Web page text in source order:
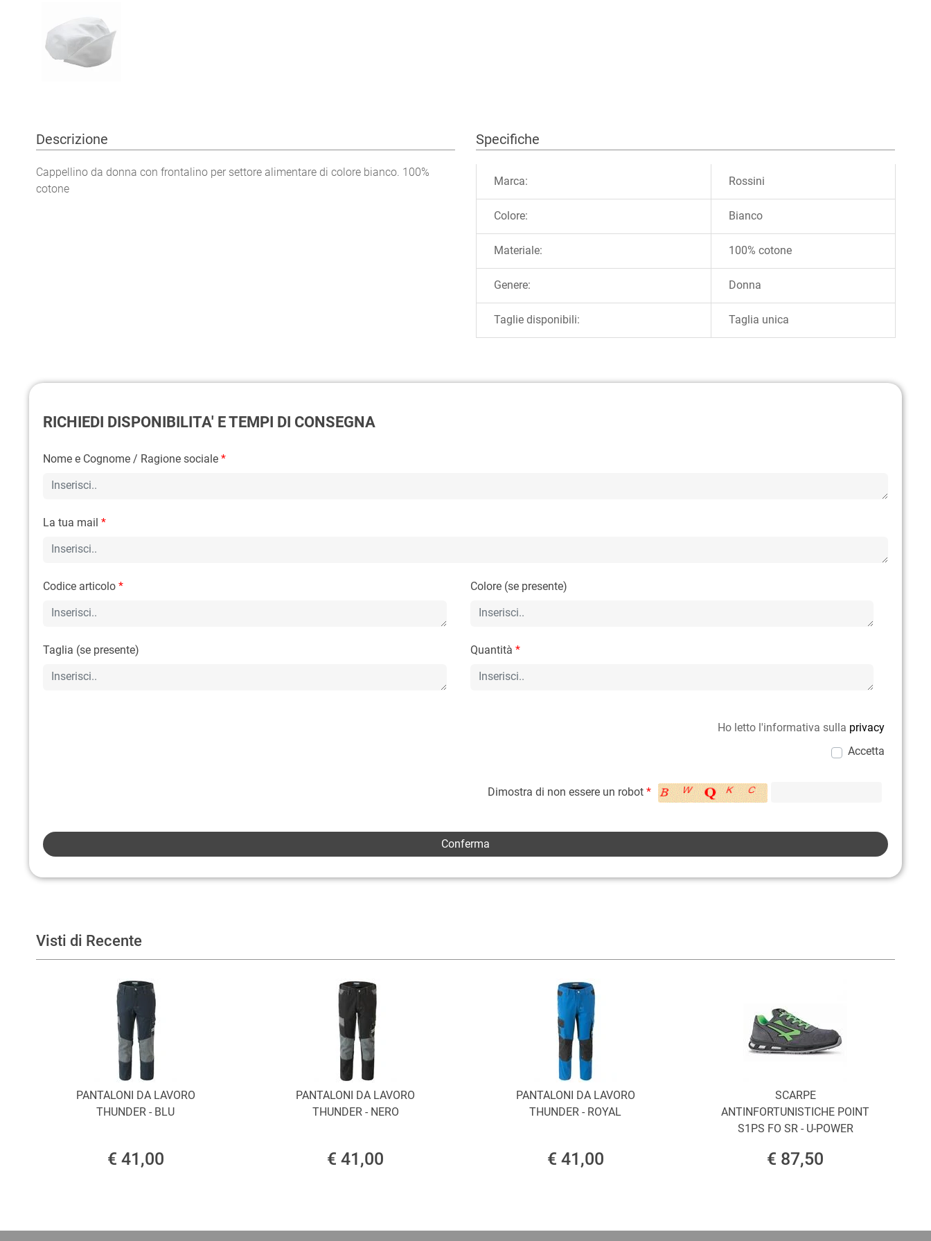
Descrizione
Cappellino da donna con frontalino per settore alimentare di colore bianco. 100%
cotone
Specifiche
Marca: Rossini
Colore: Bianco
Materiale: 100% cotone
Genere: Donna
Taglie disponibili: Taglia unica
RICHIEDI DISPONIBILITA' E TEMPI DI CONSEGNA
Nome e Cognome / Ragione sociale *
La tua mail *
Codice articolo * Colore (se presente)
Taglia (se presente) Quantità *
Ho letto l'informativa sulla privacy
Accetta
Dimostra di non essere un robot *
Visti di Recente
PANTALONI DA LAVORO
THUNDER - BLU
€ 41,00
PANTALONI DA LAVORO
THUNDER - NERO
€ 41,00
PANTALONI DA LAVORO
THUNDER - ROYAL
€ 41,00
SCARPE
ANTINFORTUNISTICHE POINT
S1PS FO SR - U-POWER
€ 87,50